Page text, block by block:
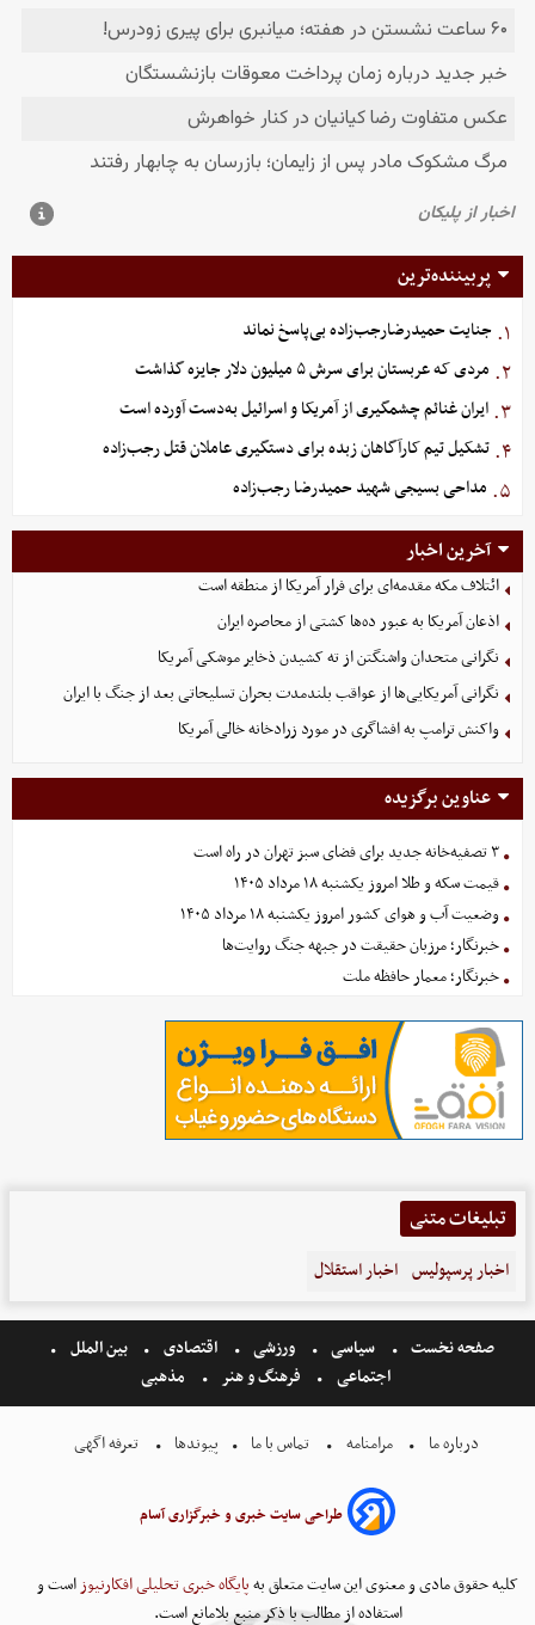
پربیننده‌ترین
۱. جنایت حمیدرضارجب‌زاده بی‌پاسخ نماند
۲. مردی که عربستان برای سرش ۵ میلیون دلار جایزه گذاشت
۳. ایران غنائم چشمگیری از آمریکا و اسرائیل به‌دست آورده است
۴. تشکیل تیم کارآگاهان زبده برای دستگیری عاملان قتل رجب‌زاده
۵. مداحی بسیجی شهید حمیدرضا رجب‌زاده
آخرین اخبار
ائتلاف مکه مقدمه‌ای برای فرار آمریکا از منطقه است
اذعان آمریکا به عبور ده‌ها کشتی از محاصره ایران
نگرانی متحدان واشنگتن از ته کشیدن ذخایر موشکی آمریکا
نگرانی آمریکایی‌ها از عواقب بلندمدت بحران تسلیحاتی بعد از جنگ با ایران
واکنش ترامپ به افشاگری در مورد زرادخانه خالی آمریکا
عناوین برگزیده
۳ تصفیه‌خانه جدید برای فضای سبز تهران در راه است
قیمت سکه و طلا امروز یکشنبه ۱۸ مرداد ۱۴۰۵
وضعیت آب و هوای کشور امروز یکشنبه ۱۸ مرداد ۱۴۰۵
خبرنگار؛ مرزبان حقیقت در جبهه جنگ روایت‌ها
خبرنگار؛ معمار حافظه ملت
تبلیغات متنی
اخبار پرسپولیس اخبار استقلال
صفحه نخست سیاسی ورزشی اقتصادی
بین الملل
اجتماعی
فرهنگ و هنر مذهبی
درباره ما مرامنامه تماس با ما پیوندها تعرفه اگهی
طراحی سایت خبری و خبرگزاری آسام
کلیه حقوق مادی و معنوی این سایت متعلق بهپایگاه خبری تحلیلی افکارنیوزاست و
استفاده از مطالب با ذکر منبع بلامانع است.